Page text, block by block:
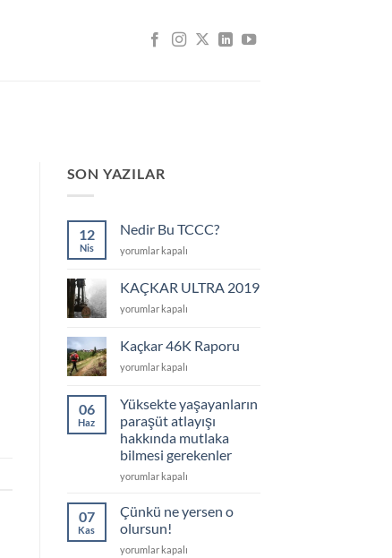
SON YAZILAR
12
Nis
Nedir Bu TCCC?
Nedir
için
yorumlar kapalı
KAÇKAR ULTRA 2019
KAÇKAR
için
yorumlar kapalı
Kaçkar 46K Raporu
Kaçkar
için
yorumlar kapalı
06
Haz
Yüksekte yaşayanların
paraşüt atlayışı
hakkında mutlaka
bilmesi gerekenler
Yüksekte
paraşüt
atlayışı
hakkında
mutlaka
yorumlar kapalı
07
Kas
Çünkü ne yersen o
olursun!
Çünkü
yorumlar kapalı